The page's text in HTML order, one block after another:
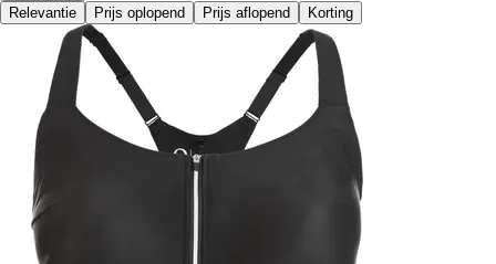
Relevantie
Prijs oplopend Prijs aflopend Korting